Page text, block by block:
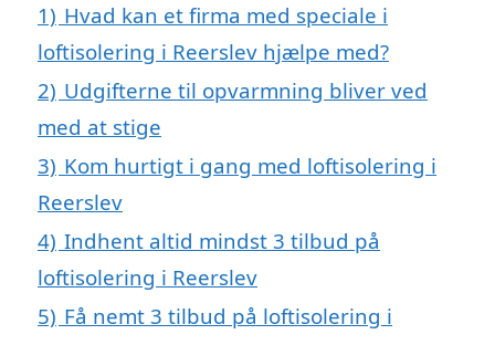
1) Hvad kan et firma med speciale i
loftisolering i Reerslev hjælpe med?
2) Udgifterne til opvarmning bliver ved
med at stige
3) Kom hurtigt i gang med loftisolering i
Reerslev
4) Indhent altid mindst 3 tilbud på
loftisolering i Reerslev
5) Få nemt 3 tilbud på loftisolering i